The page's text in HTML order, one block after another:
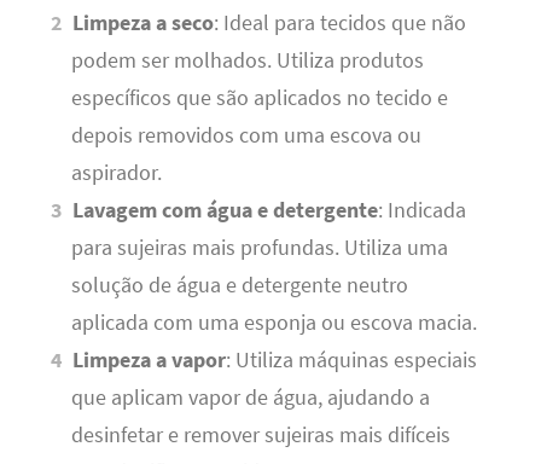
Limpeza a seco: Ideal para tecidos que não
podem ser molhados. Utiliza produtos
específicos que são aplicados no tecido e
depois removidos com uma escova ou
aspirador.
Lavagem com água e detergente: Indicada
para sujeiras mais profundas. Utiliza uma
solução de água e detergente neutro
aplicada com uma esponja ou escova macia.
Limpeza a vapor: Utiliza máquinas especiais
que aplicam vapor de água, ajudando a
desinfetar e remover sujeiras mais difíceis